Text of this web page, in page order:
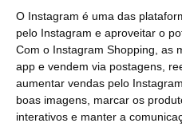
O Instagram é uma das
pelo Instagram e aproveitar o
Com o Instagram Shopping, as
app e vendem via postagens,
aumentar vendas pelo
boas imagens, marcar os
interativos e manter a